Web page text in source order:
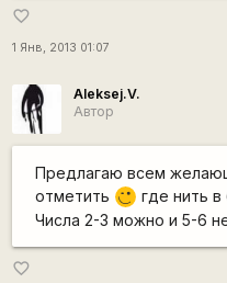
favorite_border
1 Янв, 2013 01:07
Aleksej.V.
Автор
Предлагаю всем
отметить ,-) где нить в
Числа 2-3 можно и 5-6
favorite_border